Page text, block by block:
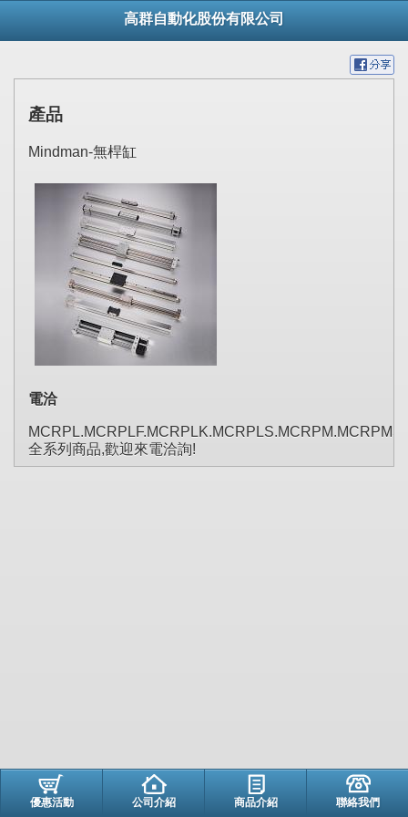
高群自動化股份有限公司
產品
Mindman-無桿缸
電洽
全系列商品,歡迎來電洽詢!
優惠活動 公司介紹 商品介紹 聯絡我們